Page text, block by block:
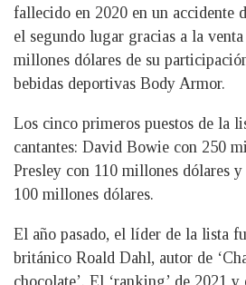
fallecido en 2020 en un accidente
el segundo lugar gracias a la
millones dólares de su
bebidas deportivas Body Armor.
Los cinco primeros puestos de la
cantantes: David Bowie con 250
Presley con 110 millones dólares
100 millones dólares.
El año pasado, el líder de la lista
británico Roald Dahl, autor de